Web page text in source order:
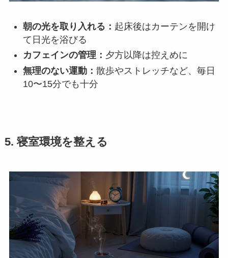
朝の光を取り入れる： 起床後はカーテンを開け
て日光を浴びる
カフェインの管理： 夕方以降は控えめに
無理のない運動： 散歩やストレッチなど、毎日
10〜15分でも十分
5. 寝室環境を整える